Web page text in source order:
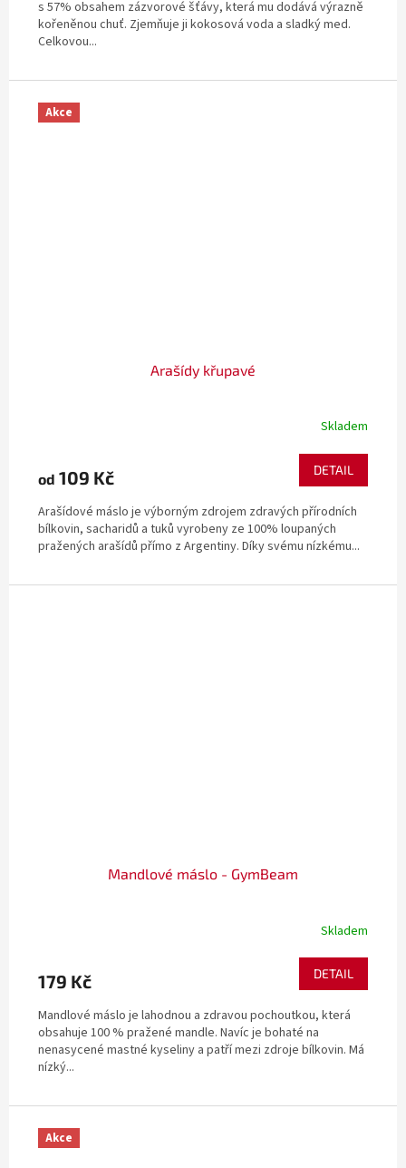
s 57% obsahem zázvorové šťávy, která mu dodává výrazně
kořeněnou chuť. Zjemňuje ji kokosová voda a sladký med.
Celkovou...
Akce
Arašídy křupavé
Skladem
od 109 Kč DETAIL
Arašídové máslo je výborným zdrojem zdravých přírodních
bílkovin, sacharidů a tuků vyrobeny ze 100% loupaných
pražených arašídů přímo z Argentiny. Díky svému nízkému...
Mandlové máslo - GymBeam
Skladem
179 Kč DETAIL
Mandlové máslo je lahodnou a zdravou pochoutkou, která
obsahuje 100 % pražené mandle. Navíc je bohaté na
nenasycené mastné kyseliny a patří mezi zdroje bílkovin. Má
nízký...
Akce